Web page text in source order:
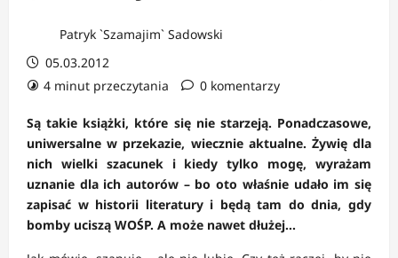
Patryk `Szamajim` Sadowski
05.03.2012
4 minut przeczytania
0 komentarzy
Są takie książki, które się nie starzeją. Ponadczasowe,
uniwersalne w przekazie, wiecznie aktualne. Żywię dla
nich wielki szacunek i kiedy tylko mogę, wyrażam
uznanie dla ich autorów – bo oto właśnie udało im się
zapisać w historii literatury i będą tam do dnia, gdy
bomby uciszą WOŚP. A może nawet dłużej…